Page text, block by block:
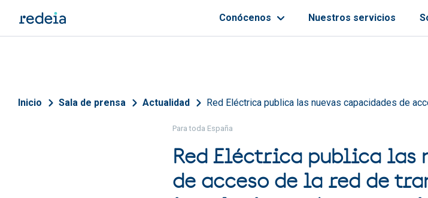
Conócenos Nuestros servicios
Sobrescribir enlaces de ayuda a la
Inicio Sala de prensa Actualidad Red Eléctrica publica las nuevas capacidades de
Para toda España
Red Eléctrica publica las
de acceso de la red de